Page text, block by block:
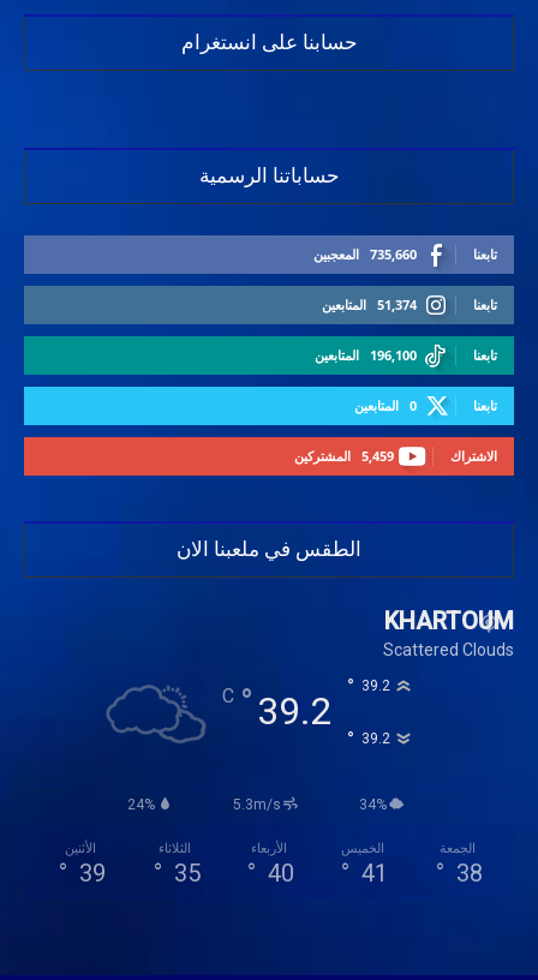
حسابنا على انستغرام
حساباتنا الرسمية
735,660 المعجبين تابعنا
51,374 المتابعين تابعنا
196,100 المتابعين تابعنا
0 المتابعين تابعنا
5,459 المشتركين الاشتراك
الطقس في ملعبنا الان
KHARTOUM
Scattered Clouds
39.2
°
C 39.2
°
39.2
°
24% 5.3m/s 34%
الأثنين
39
°
الثلاثاء
35
°
الأربعاء
40
°
الخميس
41
°
الجمعة
38
°